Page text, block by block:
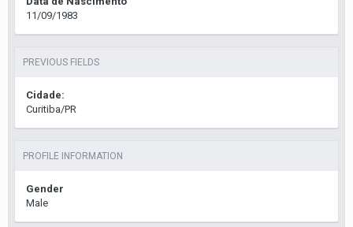
11/09/1983
PREVIOUS FIELDS
Cidade:
Curitiba/PR
PROFILE INFORMATION
Gender
Male